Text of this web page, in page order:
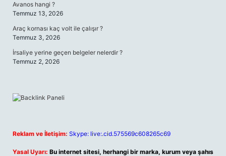
Avanos hangi ?
Temmuz 13, 2026
Araç kornası kaç volt ile çalışır ?
Temmuz 3, 2026
İrsaliye yerine geçen belgeler nelerdir ?
Temmuz 2, 2026
Reklam ve İletişim: Skype: live:.cid.575569c608265c69
Yasal Uyarı: Bu internet sitesi, herhangi bir marka, kurum veya şahıs